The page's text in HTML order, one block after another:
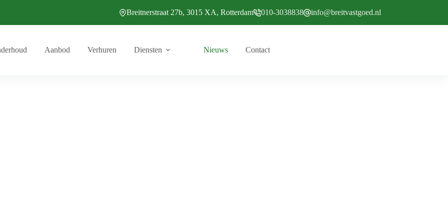
Breitnerstraat 27b, 3015 XA, Rotterdam 010-3038838 info@breitvastgoed.nl
Aanbod Verhuren Diensten Nieuws Contact